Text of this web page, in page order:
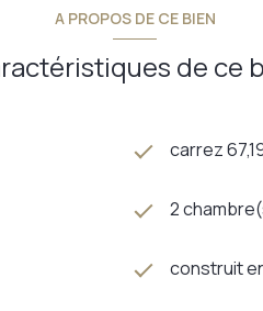
ce bien est exposé sont
A PROPOS DE CE BIEN
de ce
carrez
2
construit